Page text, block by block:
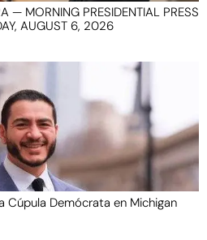
— MORNING PRESIDENTIAL PRESS
AUGUST 6, 2026
Cúpula Demócrata en Michigan